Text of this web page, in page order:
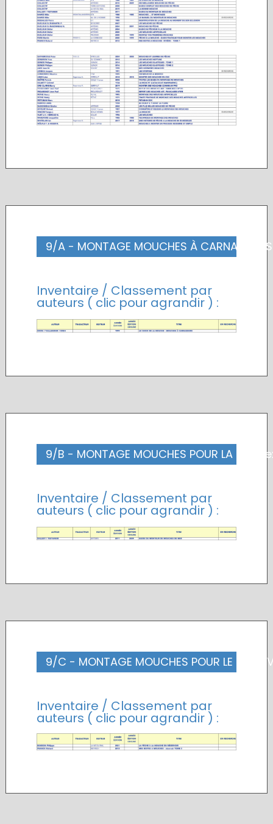
9/A - MONTAGE MOUCHES À
Inventaire / Classement par
auteurs ( clic pour agrandir ) :
9/B - MONTAGE MOUCHES POUR LA MER
Inventaire / Classement par
auteurs ( clic pour agrandir ) :
9/C - MONTAGE MOUCHES POUR LE
Inventaire / Classement par
auteurs ( clic pour agrandir ) :